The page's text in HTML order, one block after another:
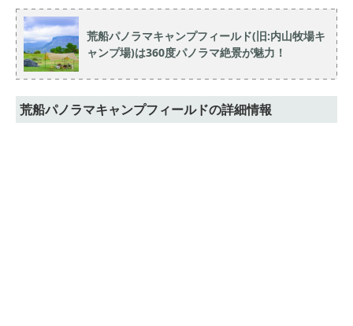
荒船パノラマキャンプフィールド(旧:内山牧場キ
ャンプ場)は360度パノラマ絶景が魅力！
荒船パノラマキャンプフィールドの詳細情報